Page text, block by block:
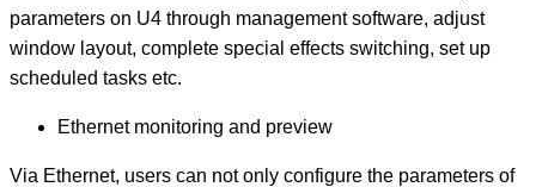
parameters on U4 through management software, adjust
window layout, complete special effects switching, set up
scheduled tasks etc.
Ethernet monitoring and preview
Via Ethernet, users can not only configure the parameters of